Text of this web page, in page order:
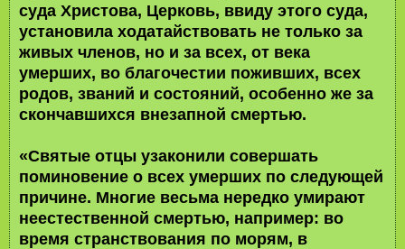
суда Христова, Церковь, ввиду этого суда,
установила ходатайствовать не только за
живых членов, но и за всех, от века
умерших, во благочестии поживших, всех
родов, званий и состояний, особенно же за
скончавшихся внезапной смертью.
«Святые отцы узаконили совершать
поминовение о всех умерших по следующей
причине. Многие весьма нередко умирают
неестественной смертью, например: во
время странствования по морям, в